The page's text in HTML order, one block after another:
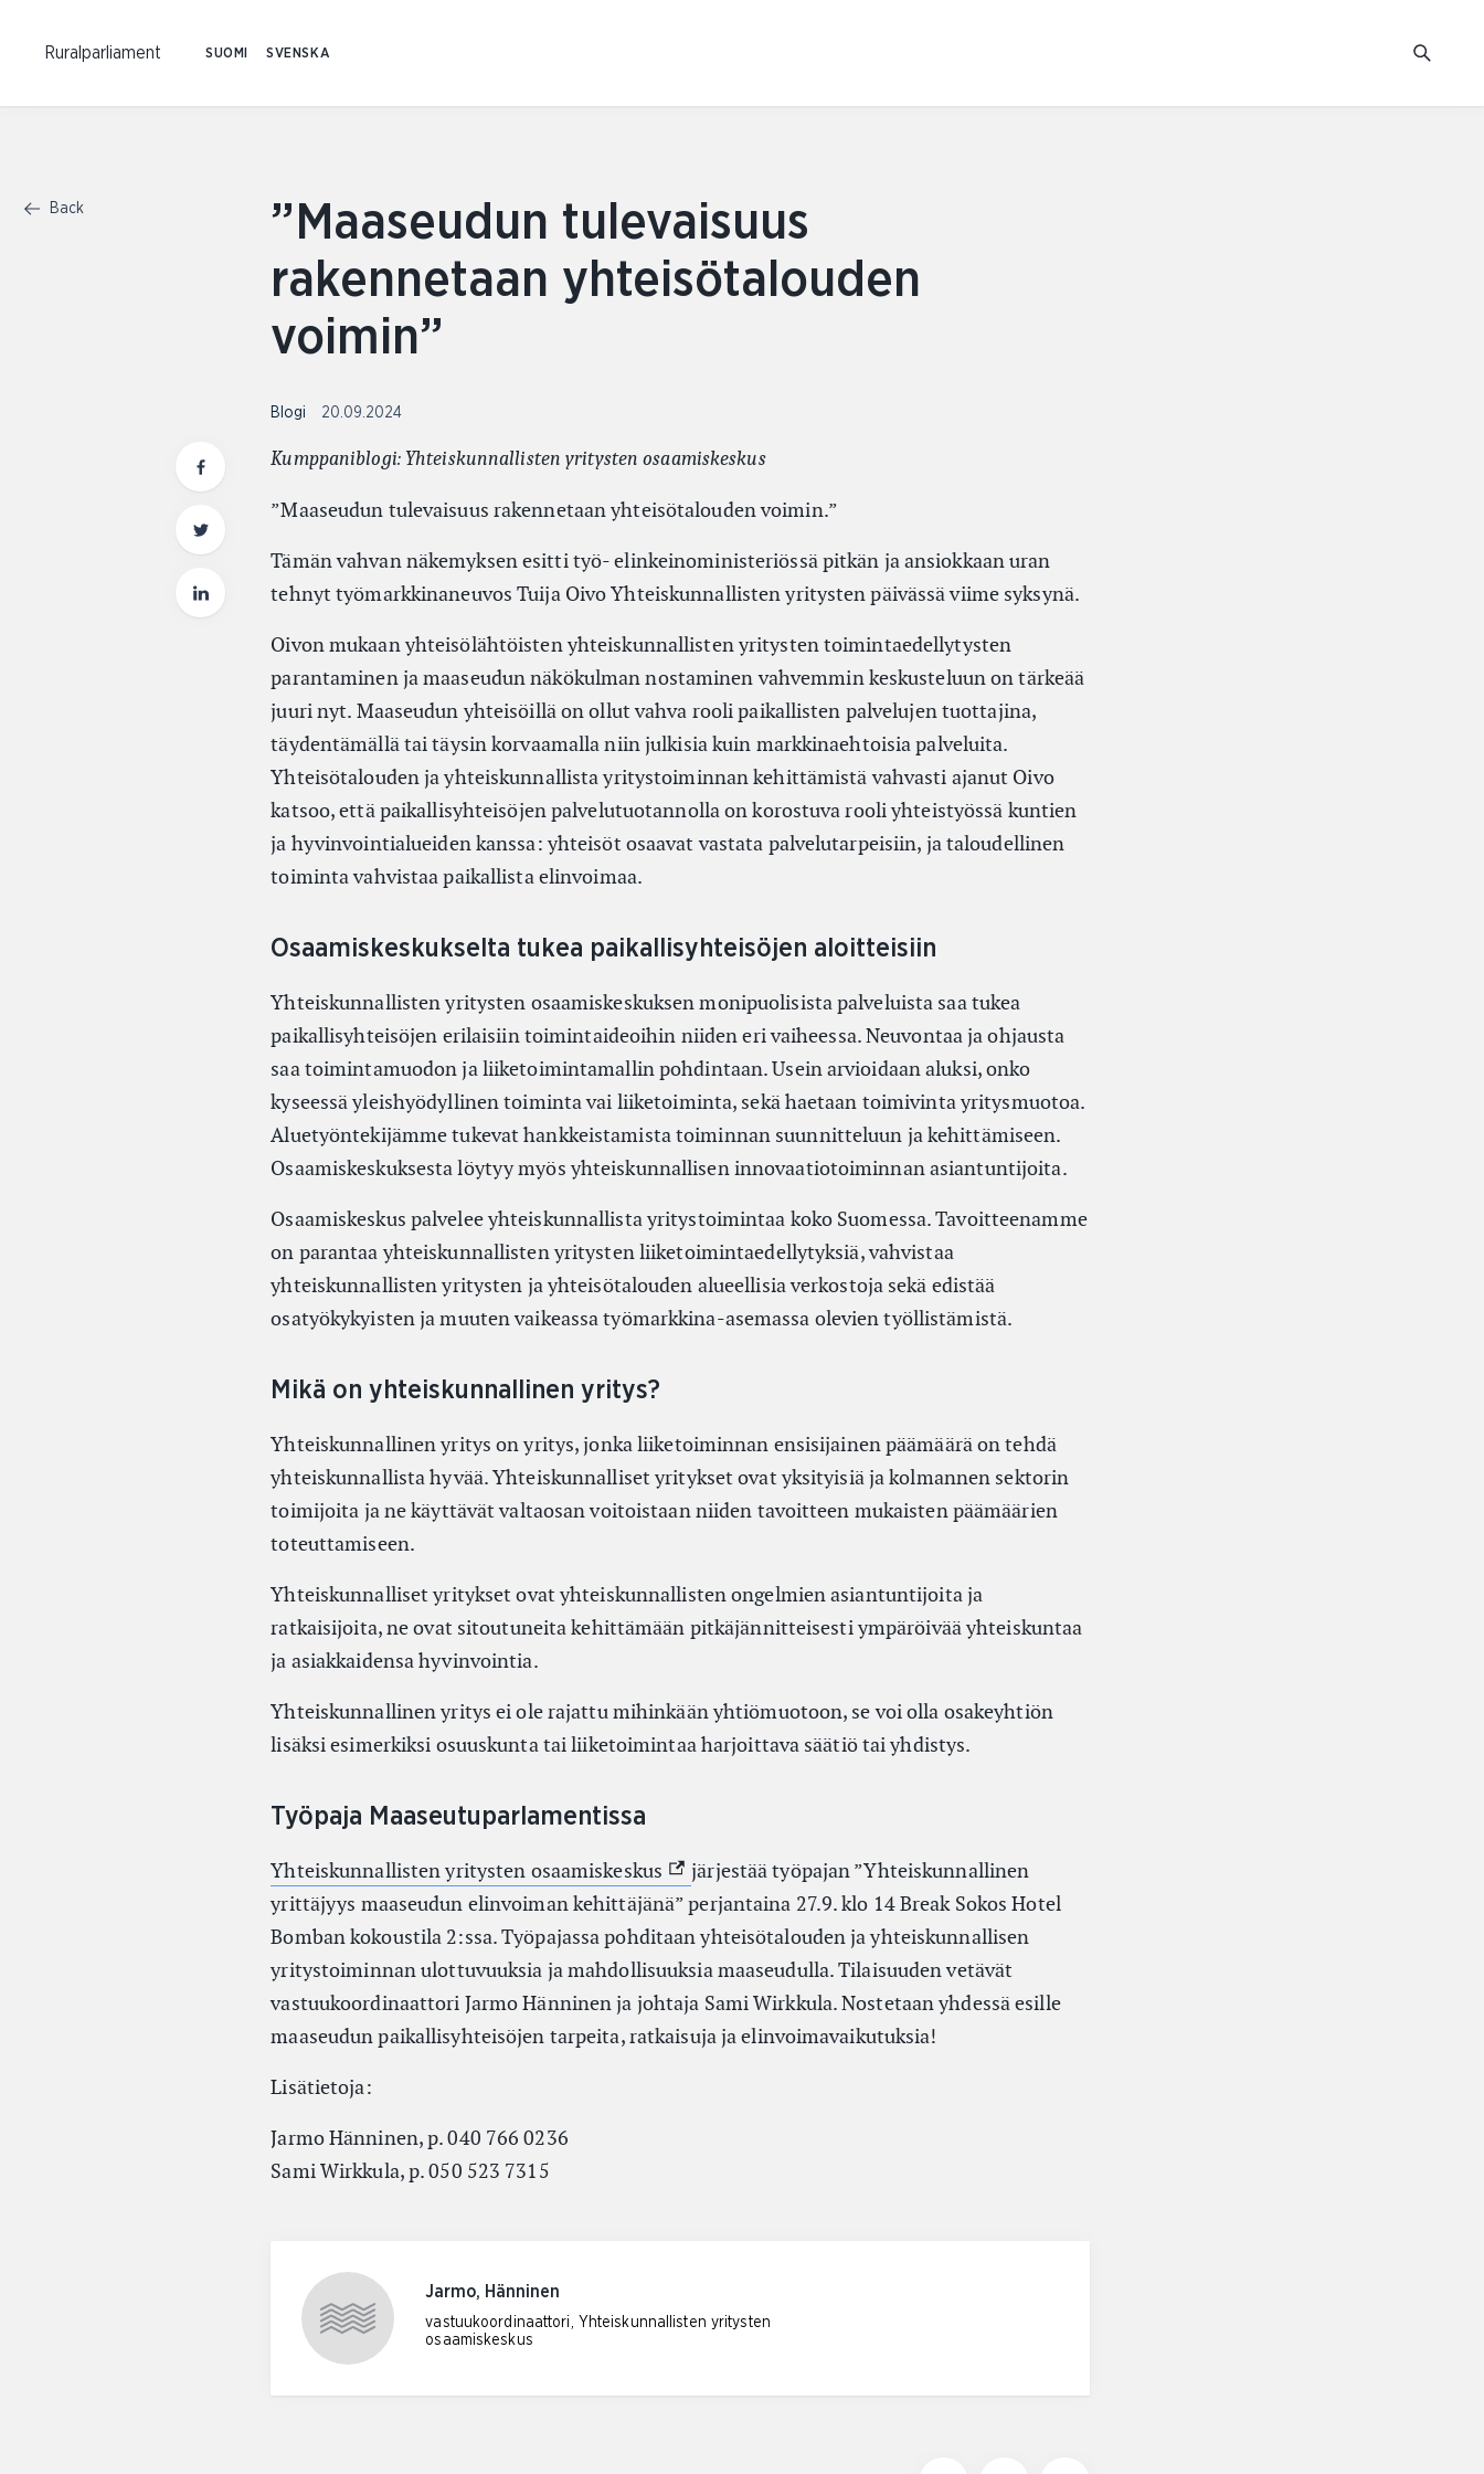
Ruralparliament SUOMI SVENSKA
Back
”Maaseudun tulevaisuus
rakennetaan yhteisötalouden
voimin”
Blogi 20.09.2024
Kumppaniblogi: Yhteiskunnallisten yritysten osaamiskeskus
”Maaseudun tulevaisuus rakennetaan yhteisötalouden voimin.”
Tämän vahvan näkemyksen esitti työ- elinkeinoministeriössä pitkän ja ansiokkaan uran
tehnyt työmarkkinaneuvos Tuija Oivo Yhteiskunnallisten yritysten päivässä viime syksynä.
Oivon mukaan yhteisölähtöisten yhteiskunnallisten yritysten toimintaedellytysten
parantaminen ja maaseudun näkökulman nostaminen vahvemmin keskusteluun on tärkeää
juuri nyt. Maaseudun yhteisöillä on ollut vahva rooli paikallisten palvelujen tuottajina,
täydentämällä tai täysin korvaamalla niin julkisia kuin markkinaehtoisia palveluita.
Yhteisötalouden ja yhteiskunnallista yritystoiminnan kehittämistä vahvasti ajanut Oivo
katsoo, että paikallisyhteisöjen palvelutuotannolla on korostuva rooli yhteistyössä kuntien
ja hyvinvointialueiden kanssa: yhteisöt osaavat vastata palvelutarpeisiin, ja taloudellinen
toiminta vahvistaa paikallista elinvoimaa.
Osaamiskeskukselta tukea paikallisyhteisöjen aloitteisiin
Yhteiskunnallisten yritysten osaamiskeskuksen monipuolisista palveluista saa tukea
paikallisyhteisöjen erilaisiin toimintaideoihin niiden eri vaiheessa. Neuvontaa ja ohjausta
saa toimintamuodon ja liiketoimintamallin pohdintaan. Usein arvioidaan aluksi, onko
kyseessä yleishyödyllinen toiminta vai liiketoiminta, sekä haetaan toimivinta yritysmuotoa.
Aluetyöntekijämme tukevat hankkeistamista toiminnan suunnitteluun ja kehittämiseen.
Osaamiskeskuksesta löytyy myös yhteiskunnallisen innovaatiotoiminnan asiantuntijoita.
Osaamiskeskus palvelee yhteiskunnallista yritystoimintaa koko Suomessa. Tavoitteenamme
on parantaa yhteiskunnallisten yritysten liiketoimintaedellytyksiä, vahvistaa
yhteiskunnallisten yritysten ja yhteisötalouden alueellisia verkostoja sekä edistää
osatyökykyisten ja muuten vaikeassa työmarkkina-asemassa olevien työllistämistä.
Mikä on yhteiskunnallinen yritys?
Yhteiskunnallinen yritys on yritys, jonka liiketoiminnan ensisijainen päämäärä on tehdä
yhteiskunnallista hyvää. Yhteiskunnalliset yritykset ovat yksityisiä ja kolmannen sektorin
toimijoita ja ne käyttävät valtaosan voitoistaan niiden tavoitteen mukaisten päämäärien
toteuttamiseen.
Yhteiskunnalliset yritykset ovat yhteiskunnallisten ongelmien asiantuntijoita ja
ratkaisijoita, ne ovat sitoutuneita kehittämään pitkäjännitteisesti ympäröivää yhteiskuntaa
ja asiakkaidensa hyvinvointia.
Yhteiskunnallinen yritys ei ole rajattu mihinkään yhtiömuotoon, se voi olla osakeyhtiön
lisäksi esimerkiksi osuuskunta tai liiketoimintaa harjoittava säätiö tai yhdistys.
Työpaja Maaseutuparlamentissa
Yhteiskunnallisten yritysten osaamiskeskus (External link)
järjestää työpajan ”Yhteiskunnallinen
yrittäjyys maaseudun elinvoiman kehittäjänä” perjantaina 27.9. klo 14 Break Sokos Hotel
Bomban kokoustila 2:ssa. Työpajassa pohditaan yhteisötalouden ja yhteiskunnallisen
yritystoiminnan ulottuvuuksia ja mahdollisuuksia maaseudulla. Tilaisuuden vetävät
vastuukoordinaattori Jarmo Hänninen ja johtaja Sami Wirkkula. Nostetaan yhdessä esille
maaseudun paikallisyhteisöjen tarpeita, ratkaisuja ja elinvoimavaikutuksia!
Lisätietoja:
Jarmo Hänninen, p. 040 766 0236
Sami Wirkkula, p. 050 523 7315
Jarmo, Hänninen
vastuukoordinaattori, Yhteiskunnallisten yritysten
osaamiskeskus